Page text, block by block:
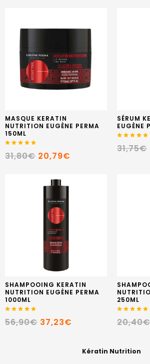
MASQUE KERATIN
NUTRITION EUGÈNE PERMA
150ML
31,80€ 20,79€
SÉRUM
EUGÈNE
31,75€
SHAMPOOING KERATIN
NUTRITION EUGÈNE PERMA
1000ML
56,90€ 37,23€
250ML
20,40€
Kératin Nutrition